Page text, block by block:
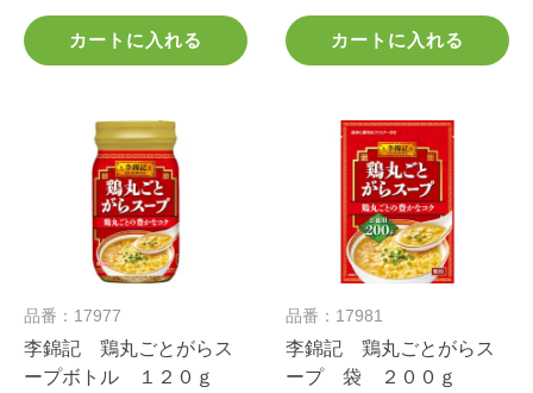
カートに入れる カートに入れる
品番：17977
李錦記 鶏丸ごとがらス
ープボトル １２０ｇ
品番：17981
李錦記 鶏丸ごとがらス
ープ 袋 ２００ｇ